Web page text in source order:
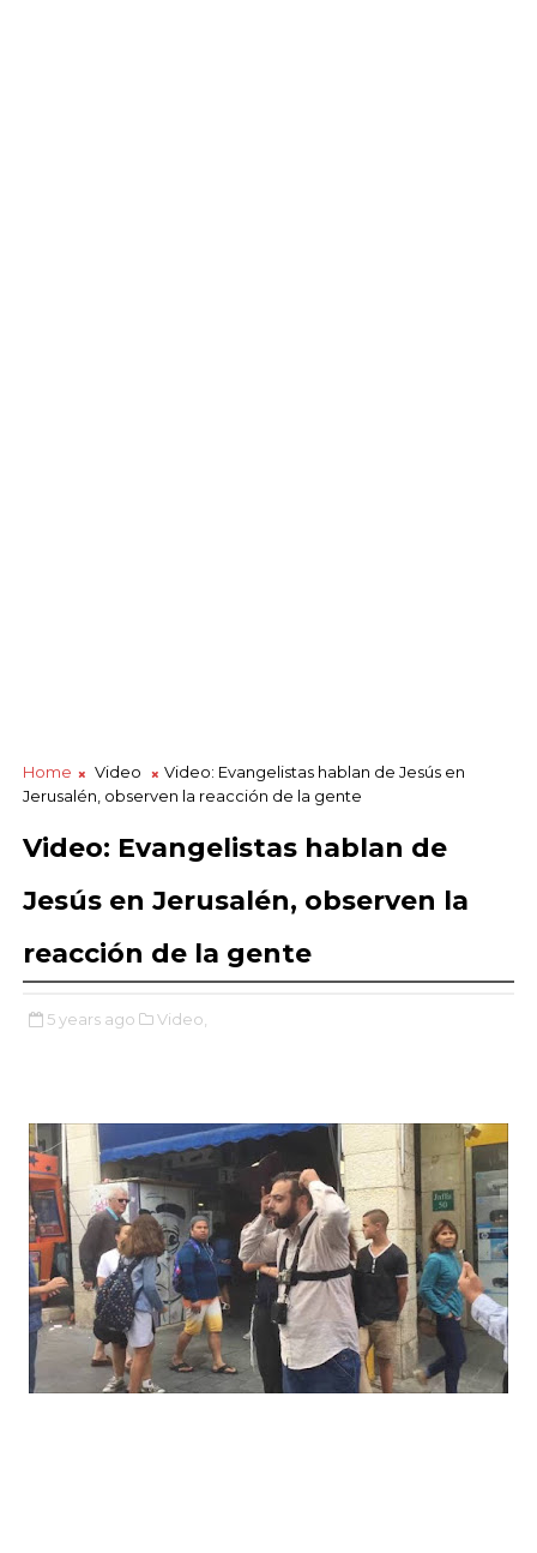
Home Video
Video: Evangelistas hablan de Jesús en
Jerusalén, observen la reacción de la gente
Video: Evangelistas hablan de
Jesús en Jerusalén, observen la
reacción de la gente
5 years ago Video,